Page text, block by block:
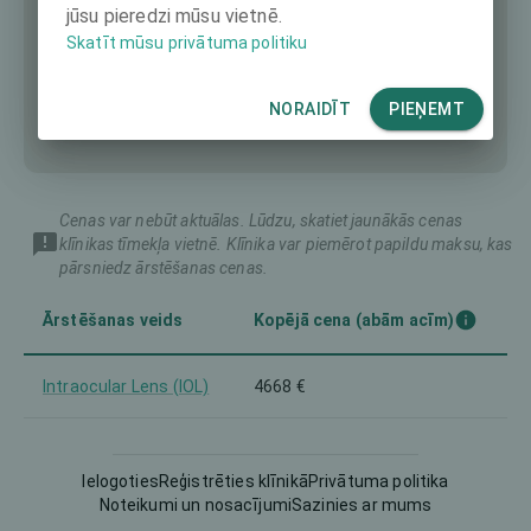
Cenas var nebūt aktuālas. Lūdzu, skatiet jaunākās cenas
klīnikas tīmekļa vietnē. Klīnika var piemērot papildu maksu, kas
pārsniedz ārstēšanas cenas.
Ārstēšanas veids Kopējā cena (abām acīm)
Intraocular Lens (IOL) 4668 €
IelogotiesReģistrēties klīnikāPrivātuma politika
Noteikumi un nosacījumiSazinies ar mums
jūsu pieredzi mūsu vietnē.
Skatīt mūsu privātuma politiku
NORAIDĪT PIEŅEMT